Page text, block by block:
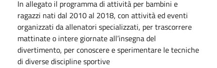
In allegato il programma di attività per bambini e
ragazzi nati dal 2010 al 2018, con attività ed eventi
organizzati da allenatori specializzati, per trascorrere
mattinate o intere giornate all’insegna del
divertimento, per conoscere e sperimentare le tecniche
di diverse discipline sportive